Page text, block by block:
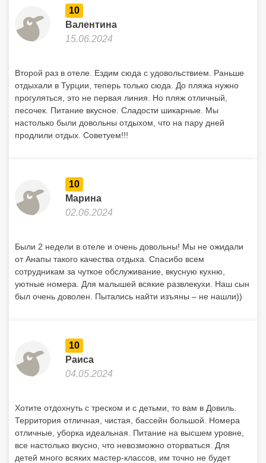
10
Валентина
15.06.2024
Второй раз в отеле. Ездим сюда с удовольствием. Раньше
отдыхали в Турции, теперь только сюда. До пляжа нужно
прогуляться, это не первая линия. Но пляж отличный,
песочек. Питание вкусное. Сладости шикарные. Мы
настолько были довольны отдыхом, что на пару дней
продлили отдых. Советуем!!!
10
Марина
02.06.2024
Были 2 недели в отеле и очень довольны! Мы не ожидали
от Анапы такого качества отдыха. Спасибо всем
сотрудникам за чуткое обслуживание, вкусную кухню,
уютные номера. Для малышей всякие развлекухи. Наш сын
был очень доволен. Пытались найти изъяны – не нашли))
10
Раиса
04.05.2024
Хотите отдохнуть с треском и с детьми, то вам в Довиль.
Территория отличная, чистая, бассейн большой. Номера
отличные, уборка идеальная. Питание на высшем уровне,
все настолько вкусно, что невозможно оторваться. Для
детей много всяких мастер-классов, им точно не будет